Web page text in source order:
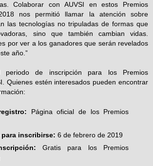
Colaborar con AUVSI en estos Premios
nos permitió llamar la atención sobre
las tecnologías no tripuladas de formas que
sino que también cambian vidas.
por ver a los ganadores que serán revelados
año.”
periodo de inscripción para los Premios
Quienes estén interesados pueden encontrar
Página oficial de los Premios
inscribirse: 6 de febrero de 2019
Gratis para los Premios